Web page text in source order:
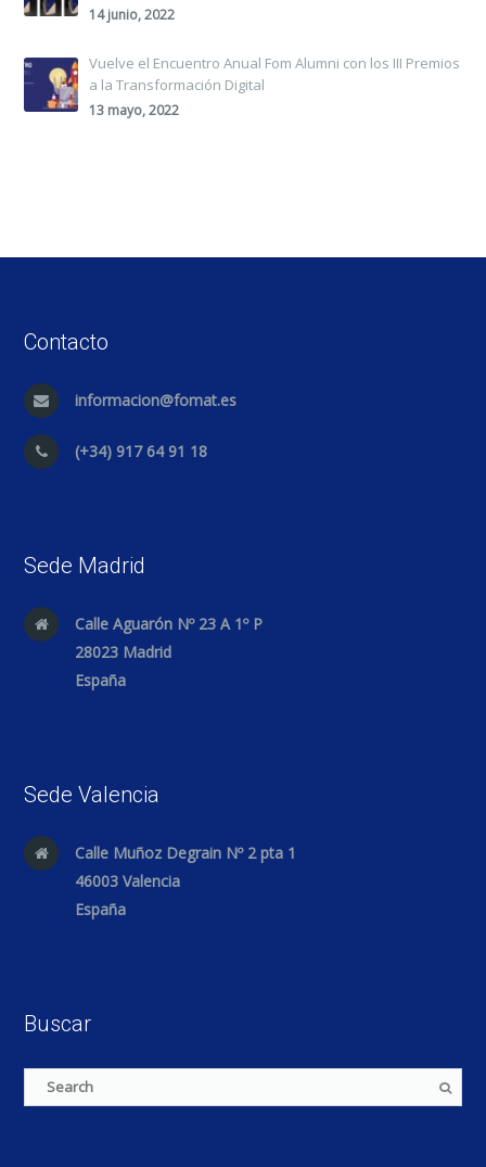
14 junio, 2022
Vuelve el Encuentro Anual Fom Alumni con los III Premios
a la Transformación Digital
13 mayo, 2022
Contacto
informacion@fomat.es
(+34) 917 64 91 18
Sede Madrid
Calle Aguarón Nº 23 A 1º P
28023 Madrid
España
Sede Valencia
Calle Muñoz Degrain Nº 2 pta 1
46003 Valencia
España
Buscar